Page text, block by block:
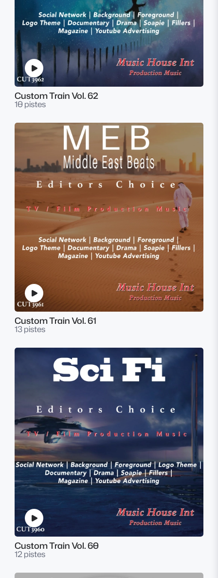
Custom Train Vol. 62
10 pistes
Custom Train Vol. 61
13 pistes
Custom Train Vol. 60
12 pistes